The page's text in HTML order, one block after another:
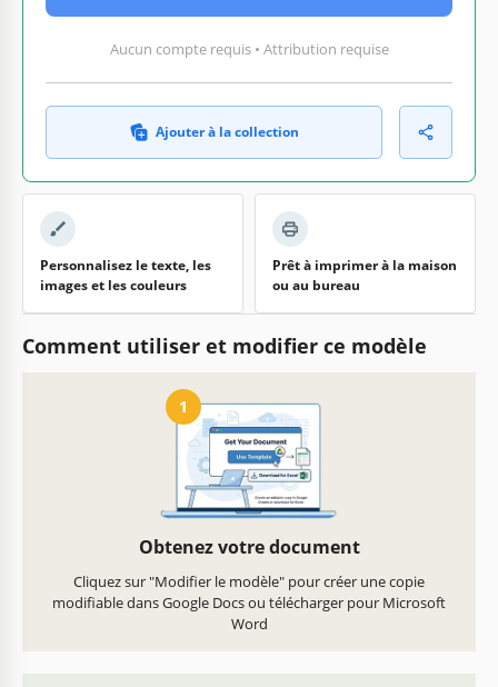
Aucun compte requis • Attribution requise
Ajouter à la collection
Personnalisez le texte, les
images et les couleurs
Prêt à imprimer à la maison
ou au bureau
Comment utiliser et modifier ce modèle
1
Obtenez votre document
Cliquez sur "Modifier le modèle" pour créer une copie
modifiable dans Google Docs ou télécharger pour Microsoft
Word